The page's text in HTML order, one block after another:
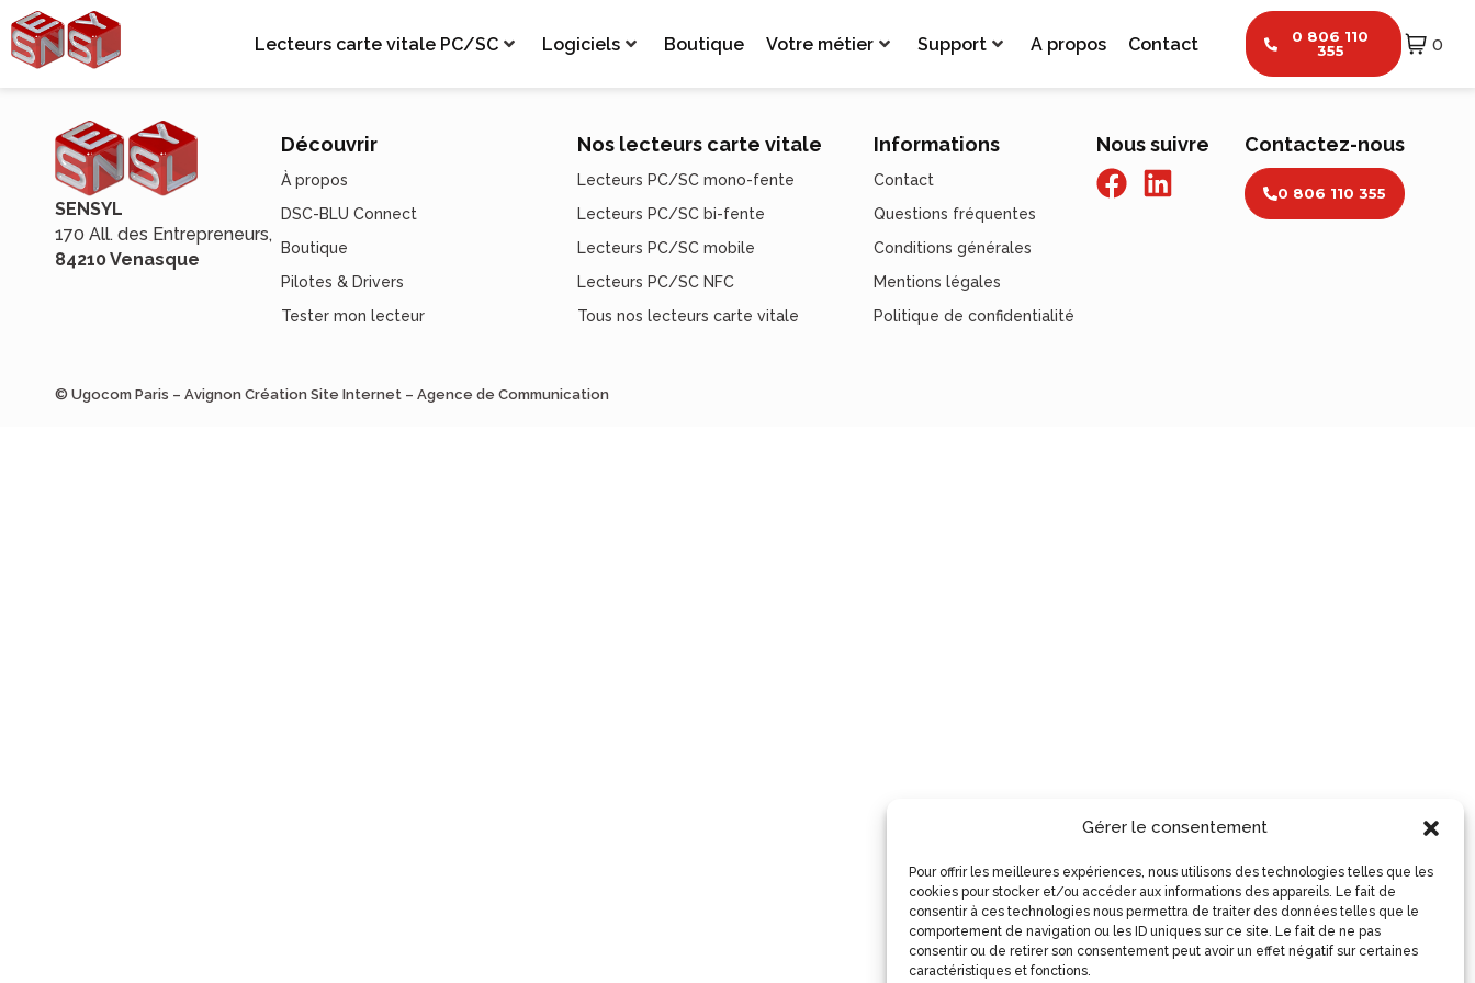
Gérer le consentement
Pour offrir les meilleures expériences, nous utilisons des technologies telles que les
cookies pour stocker et/ou accéder aux informations des appareils. Le fait de
consentir à ces technologies nous permettra de traiter des données telles que le
comportement de navigation ou les ID uniques sur ce site. Le fait de ne pas
consentir ou de retirer son consentement peut avoir un effet négatif sur certaines
caractéristiques et fonctions.
Lecteurs carte vitale PC/SC Logiciels Boutique Votre métier Support A propos Contact
0 806 110
355
0
SENSYL
170 All. des Entrepreneurs,
84210 Venasque
Découvrir
À propos
DSC-BLU Connect
Boutique
Pilotes & Drivers
Tester mon lecteur
Nos lecteurs carte vitale
Lecteurs PC/SC mono-fente
Lecteurs PC/SC bi-fente
Lecteurs PC/SC mobile
Lecteurs PC/SC NFC
Tous nos lecteurs carte vitale
Informations
Contact
Questions fréquentes
Conditions générales
Mentions légales
Politique de confidentialité
Nous suivre Contactez-nous
0 806 110 355
© Ugocom Paris – Avignon Création Site Internet – Agence de Communication